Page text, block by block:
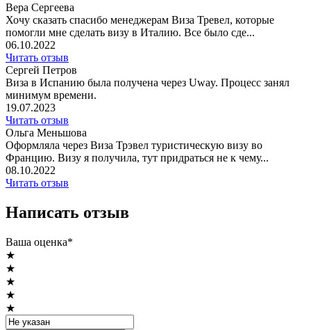
Вера Сергеева
Хочу сказать спасибо менеджерам Виза Тревел, которые
помогли мне сделать визу в Италию. Все было сде...
06.10.2022
Читать отзыв
Сергей Петров
Виза в Испанию была получена через Uway. Процесс занял
минимум времени.
19.07.2023
Читать отзыв
Ольга Меньшова
Оформляла через Виза Трэвел туристическую визу во
Францию. Визу я получила, тут придраться не к чему...
08.10.2022
Читать отзыв
Написать отзыв
Ваша оценка*
★
★
★
★
★